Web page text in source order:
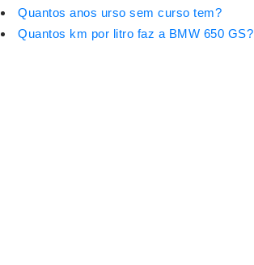
Quantos anos urso sem curso tem?
Quantos km por litro faz a BMW 650 GS?